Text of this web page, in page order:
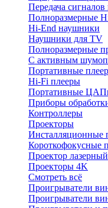
Передача
Полноразмерные
Hi-End наушники
Наушники для TV
Полноразмерные
С активным
Портативные
Hi-Fi плееры
Портативные
Приборы
Контроллеры
Проекторы
Инсталляционные
Короткофокусные
Проектор лазерный
Проекторы 4K
Смотреть всё
Проигрыватели
Проигрыватели